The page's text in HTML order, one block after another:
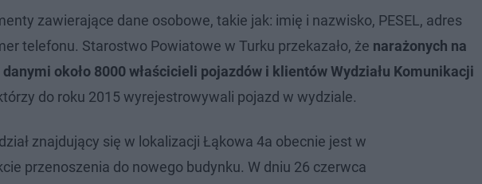
zawierające dane osobowe, takie jak: imię i nazwisko, PESEL, adres
telefonu. Starostwo Powiatowe w Turku przekazało, że narażonych na
około 8000 właścicieli pojazdów i klientów Wydziału Komunikacji
do roku 2015 wyrejestrowywali pojazd w wydziale.
znajdujący się w lokalizacji Łąkowa 4a obecnie jest w
przenoszenia do nowego budynku. W dniu 26 czerwca